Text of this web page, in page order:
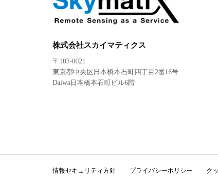
株式会社スカイマティクス
〒103-0021
東京都中央区日本橋本石町四丁目2番16号
Daiwa日本橋本石町ビル6階
情報セキュリティ方針 プライバシーポリシー ク